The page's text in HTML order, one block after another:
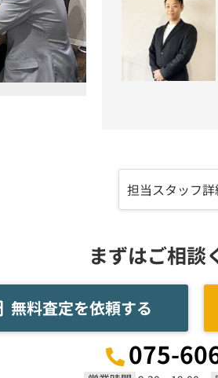
担当スタッフ
まずはご相談
無料査定を依頼する
075-